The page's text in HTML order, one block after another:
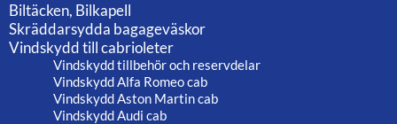
Biltäcken, Bilkapell
Skräddarsydda bagageväskor
Vindskydd till cabrioleter
Vindskydd tillbehör och reservdelar
Vindskydd Alfa Romeo cab
Vindskydd Aston Martin cab
Vindskydd Audi cab